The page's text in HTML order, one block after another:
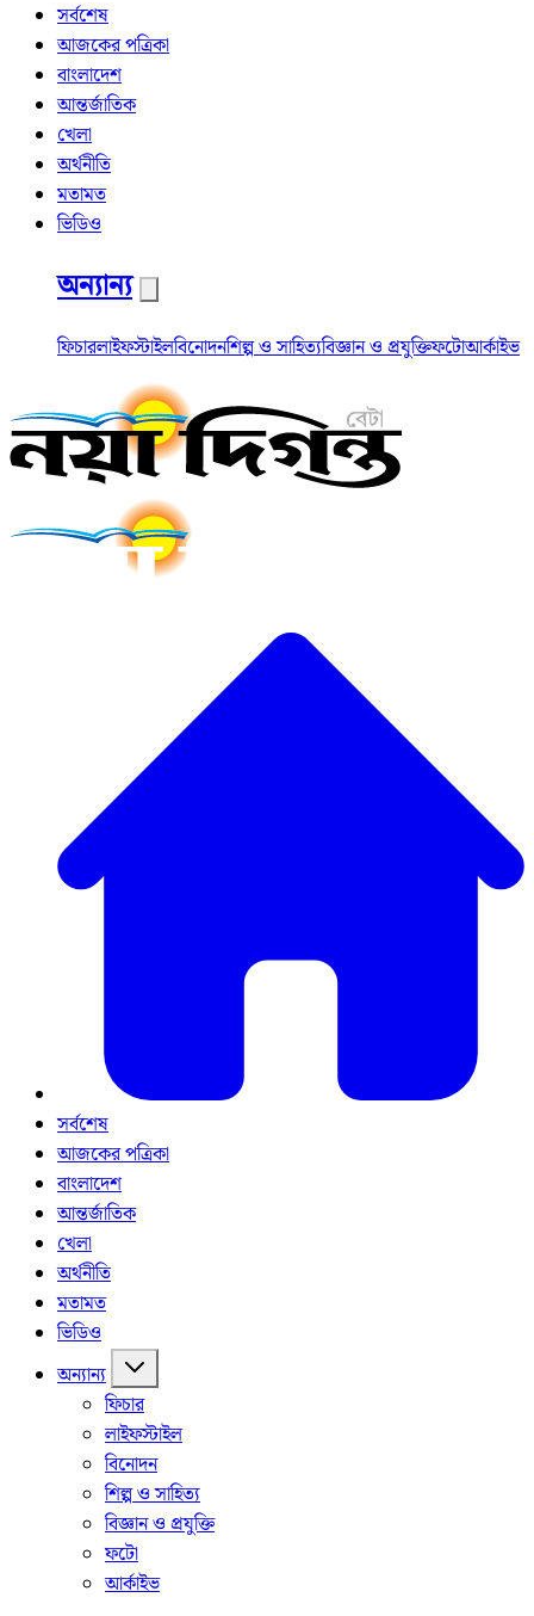
সর্বশেষ
আজকের পত্রিকা
বাংলাদেশ
আন্তর্জাতিক
খেলা
অর্থনীতি
মতামত
ভিডিও
অন্যান্য
ফিচারলাইফস্টাইলবিনোদনশিল্প ও সাহিত্যবিজ্ঞান ও প্রযুক্তিফটোআর্কাইভ
সর্বশেষ
আজকের পত্রিকা
বাংলাদেশ
আন্তর্জাতিক
খেলা
অর্থনীতি
মতামত
ভিডিও
অন্যান্য
ফিচার
লাইফস্টাইল
বিনোদন
শিল্প ও সাহিত্য
বিজ্ঞান ও প্রযুক্তি
ফটো
আর্কাইভ